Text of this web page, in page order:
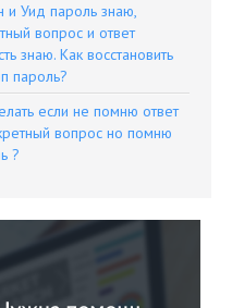
и Уид пароль знаю,
вопрос и ответ
знаю. Как восстановить
пароль?
если не помню ответ
вопрос но помню
?